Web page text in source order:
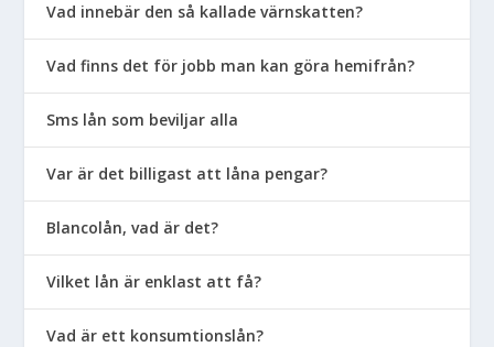
Vad innebär den så kallade värnskatten?
Vad finns det för jobb man kan göra hemifrån?
Sms lån som beviljar alla
Var är det billigast att låna pengar?
Blancolån, vad är det?
Vilket lån är enklast att få?
Vad är ett konsumtionslån?